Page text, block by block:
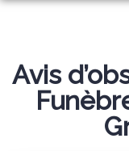
ORGANISER DES
PRÉVOIR SES
SERVICES AUX
NOS AGENCES
VERN-SUR-SEICHE
NOS CHAMBRES
ESPACES
Avis